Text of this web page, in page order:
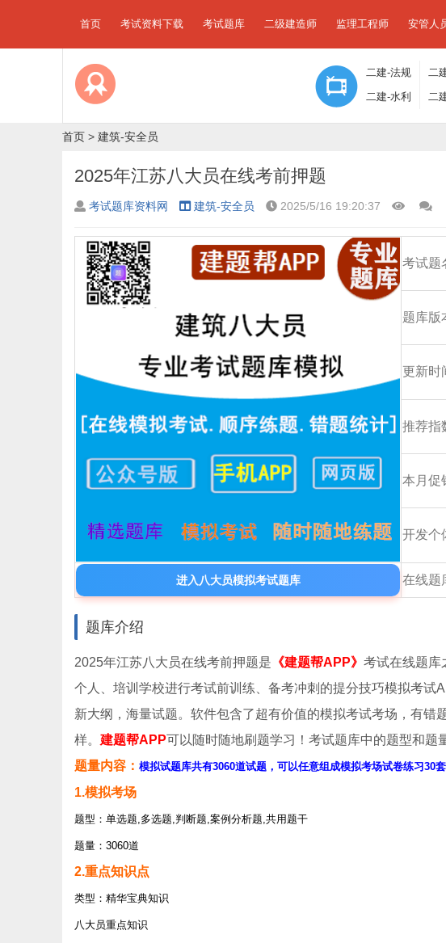
首页 考试资料下载 考试题库 二级建造师 监理工程师 安管人
二建-法规
及相关知
识
二
工
管
二建-水利
水电
二
工
首页 > 建筑-安全员
2025年江苏八大员在线考前押题
考试题库资料网 建筑-安全员 2025/5/16 19:20:37
考试题
题库版
更新时
推荐指
本月促
开发个
进入八大员模拟考试题库 在线题
题库介绍
2025年江苏八大员在线考前押题是 《建题帮APP》 考试在线题库
个人、培训学校进行考试前训练、备考冲刺的提分技巧模拟考
新大纲，海量试题。软件包含了超有价值的模拟考试考场，有
样。 建题帮APP可以随时随地刷题学习！考试题库中的题型和题
题量内容： 模拟试题库共有3060道试题，可以任意组成模拟考场试卷练习30
1.模拟考场
题型：单选题,多选题,判断题,案例分析题,共用题干
题量：3060道
2.重点知识点
类型：精华宝典知识
八大员重点知识